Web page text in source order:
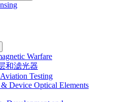
Warfare
和滤光器
Testing
Device Optical Elements